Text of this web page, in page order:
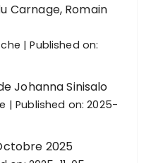
Carnage, Romain
Published on:
Johanna Sinisalo
Published on: 2025-
2025